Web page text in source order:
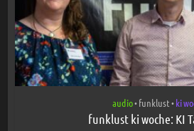
audio•funklust•ki
funklust ki woche: KI